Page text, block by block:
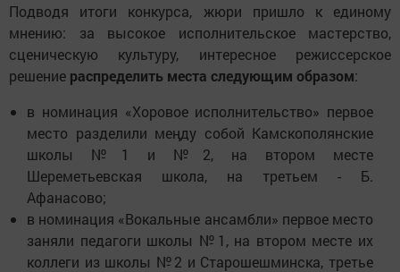
Подводя итоги конкурса, жюри пришло к единому
мнению: за высокое исполнительское мастерство,
сценическую культуру, интересное режиссерское
решение распределить места следующим образом:
в номинация «Хоровое исполнительство» первое
место разделили меңду собой Камскополянские
школы №1 и №2, на втором месте
Шереметьевская школа, на третьем - Б.
Афанасово;
в номинация «Вокальные ансамбли» первое место
заняли педагоги школы №1, на втором месте их
коллеги из школы №2 и Старошешминска, третье